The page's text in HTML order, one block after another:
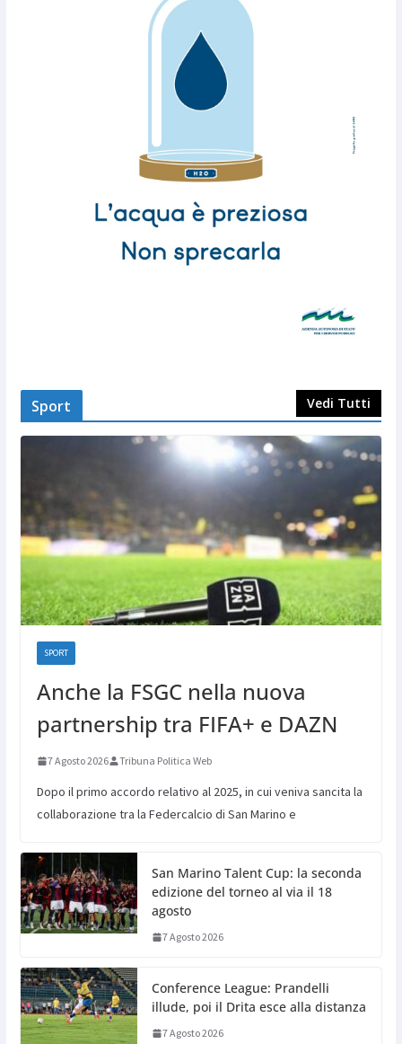
Sport Vedi Tutti
SPORT
Anche la FSGC nella nuova
partnership tra FIFA+ e DAZN
7 Agosto 2026 Tribuna Politica Web
Dopo il primo accordo relativo al 2025, in cui veniva sancita la
collaborazione tra la Federcalcio di San Marino e
San Marino Talent Cup: la seconda
edizione del torneo al via il 18
agosto
7 Agosto 2026
Conference League: Prandelli
illude, poi il Drita esce alla distanza
7 Agosto 2026